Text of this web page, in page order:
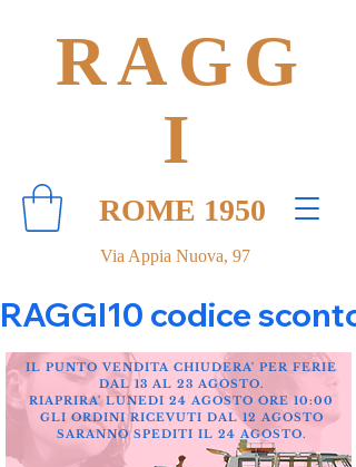
Via Appia Nuova, 97
RAGG
I
ROME 1950
RAGGI10 codice
IL PUNTO VENDITA CHIUDERA' PER FERIE
DAL 13 AL 23 AGOSTO.
RIAPRIRA' LUNEDI 24 AGOSTO ORE 10:00
GLI ORDINI RICEVUTI DAL 12 AGOSTO
SARANNO SPEDITI IL 24 AGOSTO.